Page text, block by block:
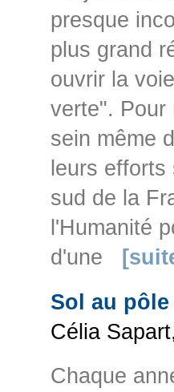
presque
plus grand
ouvrir la
verte". Pour
sein même
leurs efforts
sud de la
l'Humanité
d'une
Sol au
Célia
Chaque